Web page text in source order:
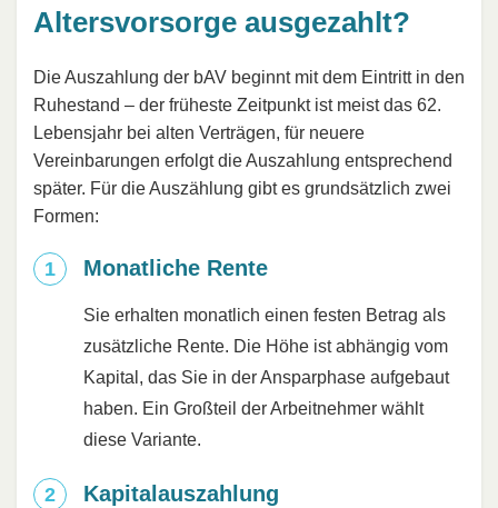
Altersvorsorge ausgezahlt?
Die Auszahlung der bAV beginnt mit dem Eintritt in den
Ruhestand – der früheste Zeitpunkt ist meist das 62.
Lebensjahr bei alten Verträgen, für neuere
Vereinbarungen erfolgt die Auszahlung entsprechend
später. Für die Auszählung gibt es grundsätzlich zwei
Formen:
Monatliche Rente
Sie erhalten monatlich einen festen Betrag als
zusätzliche Rente. Die Höhe ist abhängig vom
Kapital, das Sie in der Ansparphase aufgebaut
haben. Ein Großteil der Arbeitnehmer wählt
diese Variante.
Kapitalauszahlung